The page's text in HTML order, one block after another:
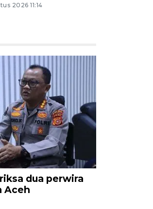
2026 11:14
dua perwira
Aceh